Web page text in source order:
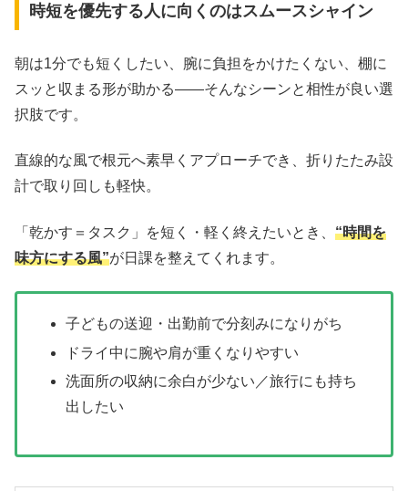
時短を優先する人に向くのはスムースシャイン
朝は1分でも短くしたい、腕に負担をかけたくない、棚に
スッと収まる形が助かる――そんなシーンと相性が良い選
択肢です。
直線的な風で根元へ素早くアプローチでき、折りたたみ設
計で取り回しも軽快。
「乾かす＝タスク」を短く・軽く終えたいとき、 “時間を
味方にする風”が日課を整えてくれます。
子どもの送迎・出勤前で分刻みになりがち
ドライ中に腕や肩が重くなりやすい
洗面所の収納に余白が少ない／旅行にも持ち
出したい